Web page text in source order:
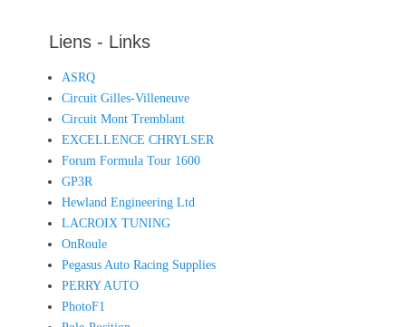
Liens - Links
ASRQ
Circuit Gilles-Villeneuve
Circuit Mont Tremblant
EXCELLENCE CHRYLSER
Forum Formula Tour 1600
GP3R
Hewland Engineering Ltd
LACROIX TUNING
OnRoule
Pegasus Auto Racing Supplies
PERRY AUTO
PhotoF1